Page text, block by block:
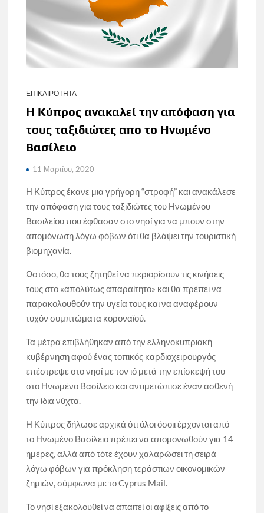
ΕΠΙΚΑΙΡΟΤΗΤΑ
Η Κύπρος ανακαλεί την απόφαση για
τους ταξιδιώτες απο το Ηνωμένο
Βασίλειο
11 Μαρτίου, 2020
Η Κύπρος έκανε μια γρήγορη “στροφή” και ανακάλεσε
την απόφαση για τους ταξιδιώτες του Ηνωμένου
Βασιλείου που έφθασαν στο νησί για να μπουν στην
απομόνωση λόγω φόβων ότι θα βλάψει την τουριστική
βιομηχανία.
Ωστόσο, θα τους ζητηθεί να περιορίσουν τις κινήσεις
τους στο «απολύτως απαραίτητο» και θα πρέπει να
παρακολουθούν την υγεία τους και να αναφέρουν
τυχόν συμπτώματα κοροναϊού.
Τα μέτρα επιβλήθηκαν από την ελληνοκυπριακή
κυβέρνηση αφού ένας τοπικός καρδιοχειρουργός
επέστρεψε στο νησί με τον ιό μετά την επίσκεψή του
στο Ηνωμένο Βασίλειο και αντιμετώπισε έναν ασθενή
την ίδια νύχτα.
Η Κύπρος δήλωσε αρχικά ότι όλοι όσοιι έρχονται από
το Ηνωμένο Βασίλειο πρέπει να απομονωθούν για 14
ημέρες, αλλά από τότε έχουν χαλαρώσει τη σειρά
λόγω φόβων για πρόκληση τεράστιων οικονομικών
ζημιών, σύμφωνα με το Cyprus Mail.
Το νησί εξακολουθεί να απαιτεί οι αφίξεις από το